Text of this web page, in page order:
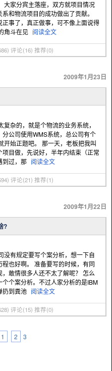
大家分宾主落座，双方就项目情况
和物流项目的成功做出了贡献。
事了，真正做事，可不像上面说得
角斗在见 阅读全文
评论(16) 推荐(0)
2009年1月23日
杂的，就是个物流的业务系统，
公司使用WMS系统，总公司有个
开始正题吧。 那一天，老板把我叫
目做，先说好，半年内结束（正常
到过，那 阅读全文
评论(21) 推荐(1)
2009年1月22日
?
没有规定要写个案分析，想一下自
也好啊。 准备要写的时候，有同
敢情很多人还不太了解呢？ 怎么
个案分析。不过人家分析的是IBM
扔到粪池 阅读全文
评论(15) 推荐(0)
1 2 3